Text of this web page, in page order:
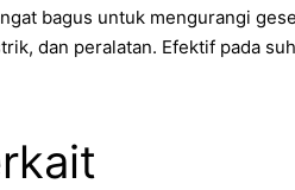
bagus untuk mengurangi
dan peralatan. Efektif pada